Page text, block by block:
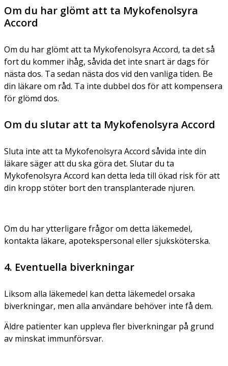
Om du har glömt att ta Mykofenolsyra
Accord
Om du har glömt att ta Mykofenolsyra Accord, ta det så
fort du kommer ihåg, såvida det inte snart är dags för
nästa dos. Ta sedan nästa dos vid den vanliga tiden. Be
din läkare om råd. Ta inte dubbel dos för att kompensera
för glömd dos.
Om du slutar att ta Mykofenolsyra Accord
Sluta inte att ta Mykofenolsyra Accord såvida inte din
läkare säger att du ska göra det. Slutar du ta
Mykofenolsyra Accord kan detta leda till ökad risk för att
din kropp stöter bort den transplanterade njuren.
Om du har ytterligare frågor om detta läkemedel,
kontakta läkare, apotekspersonal eller sjuksköterska.
4. Eventuella biverkningar
Liksom alla läkemedel kan detta läkemedel orsaka
biverkningar, men alla användare behöver inte få dem.
Äldre patienter kan uppleva fler biverkningar på grund
av minskat immunförsvar.